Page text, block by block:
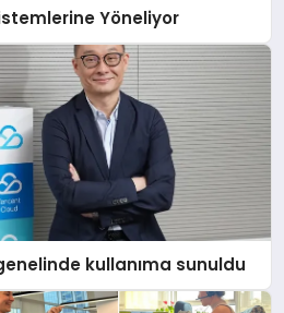
Yöneliyor
kullanıma sunuldu